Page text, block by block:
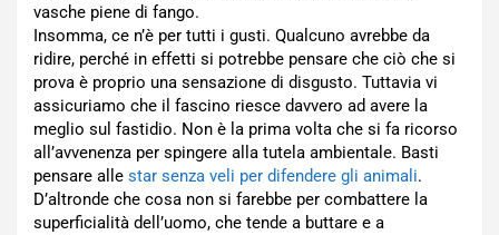
vasche piene di fango.
Insomma, ce n’è per tutti i gusti. Qualcuno avrebbe da
ridire, perché in effetti si potrebbe pensare che ciò che si
prova è proprio una sensazione di disgusto. Tuttavia vi
assicuriamo che il fascino riesce davvero ad avere la
meglio sul fastidio. Non è la prima volta che si fa ricorso
all’avvenenza per spingere alla tutela ambientale. Basti
pensare alle star senza veli per difendere gli animali.
D’altronde che cosa non si farebbe per combattere la
superficialità dell’uomo, che tende a buttare e a